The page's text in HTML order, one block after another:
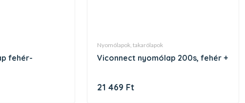
nyomólapok, takarólapok
viconnect nyomólap 200s, fehér +
21 469 Ft